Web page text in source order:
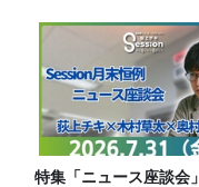
特集「ニュース座談会